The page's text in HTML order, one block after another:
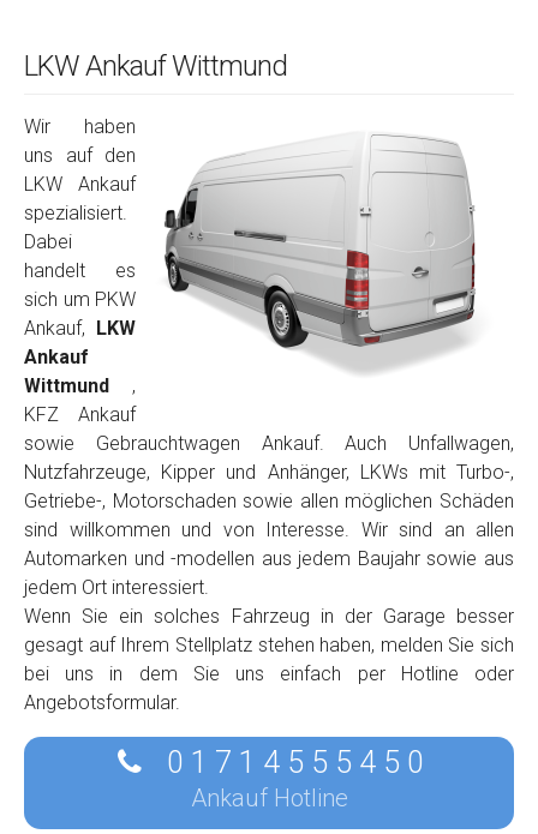
LKW Ankauf Wittmund
Wir haben
uns auf den
LKW Ankauf
spezialisiert.
Dabei
handelt es
sich um PKW
Ankauf,
LKW
Ankauf
Wittmund ,
KFZ Ankauf
sowie Gebrauchtwagen Ankauf. Auch Unfallwagen,
Nutzfahrzeuge, Kipper und Anhänger, LKWs mit Turbo-,
Getriebe-, Motorschaden sowie allen möglichen Schäden
sind willkommen und von Interesse. Wir sind an allen
Automarken und -modellen aus jedem Baujahr sowie aus
jedem Ort interessiert.
Wenn Sie ein solches Fahrzeug in der Garage besser
gesagt auf Ihrem Stellplatz stehen haben, melden Sie sich
bei uns in dem Sie uns einfach per Hotline oder
Angebotsformular.
0 1 7 1 4 5 5 5 4 5 0
Ankauf Hotline